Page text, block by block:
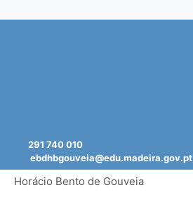
291 740 010
ebdhbgouveia@edu.madeira.gov.pt
Horácio Bento de Gouveia